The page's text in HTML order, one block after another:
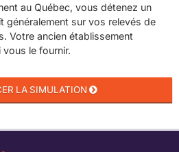
au Québec, vous détenez un
généralement sur vos relevés de
Votre ancien établissement
vous le fournir.